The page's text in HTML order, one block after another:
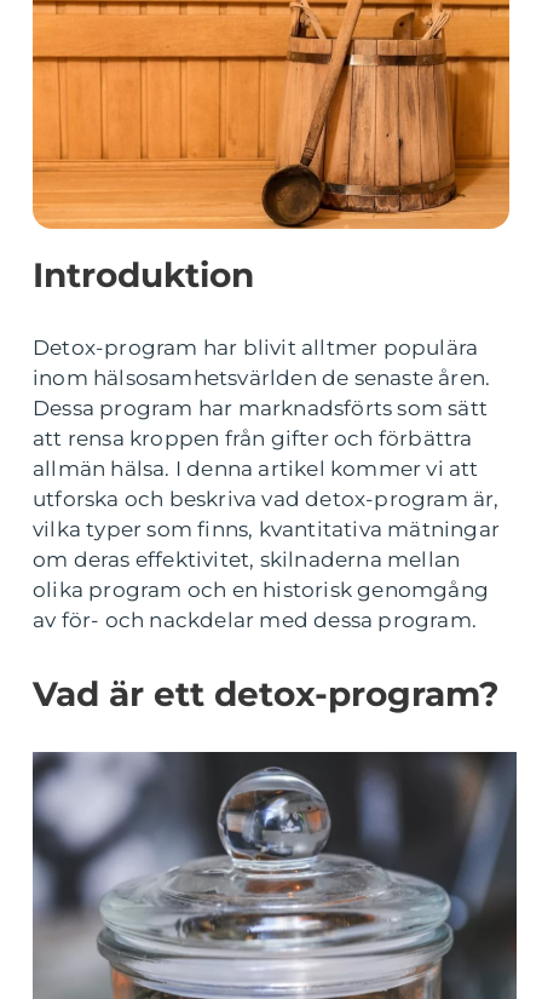
Introduktion
Detox-program har blivit alltmer populära
inom hälsosamhetsvärlden de senaste åren.
Dessa program har marknadsförts som sätt
att rensa kroppen från gifter och förbättra
allmän hälsa. I denna artikel kommer vi att
utforska och beskriva vad detox-program är,
vilka typer som finns, kvantitativa mätningar
om deras effektivitet, skilnaderna mellan
olika program och en historisk genomgång
av för- och nackdelar med dessa program.
Vad är ett detox-program?